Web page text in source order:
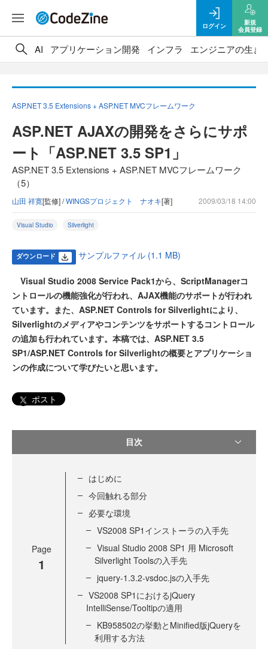
ログイン
新規
会員登録
AI アプリケーション開発 インフラ エンジニアの生き
ASP.NET 3.5 Extensions + ASP.NET MVCフレームワーク
ASP.NET AJAXの開発をさらにサポ
ート「ASP.NET 3.5 SP1」
ASP.NET 3.5 Extensions + ASP.NET MVCフレームワーク
（5）
山田 祥寛[監修] /WINGSプロジェクト ナオキ[著] 2009/03/18 14:00
Visual Studio Silverlight
ダウンロード サンプルファイル (1.1 MB)
Visual Studio 2008 Service Pack1から、ScriptManagerコ
ントロールの機能強化が行われ、AJAX機能のサポートが行われ
ています。また、ASP.NET Controls for Silverlightにより、
Silverlightのメディアやコンテンツをサポートするコントロール
の追加も行われています。本稿では、ASP.NET 3.5
SP1/ASP.NET Controls for Silverlightの概要とアプリケーショ
ンの作成について学びたいと思います。
ポスト
目次
Page
1
はじめに
今回触れる部分
必要な環境
VS2008 SP1インストーラの入手先
Visual Studio 2008 SP1 用 Microsoft
Silverlight Toolsの入手先
jquery-1.3.2-vsdoc.jsの入手先
VS2008 SP1におけるjQuery
IntelliSense/Tooltipの適用
KB958502の挙動とMinified版jQueryを
利用する方法